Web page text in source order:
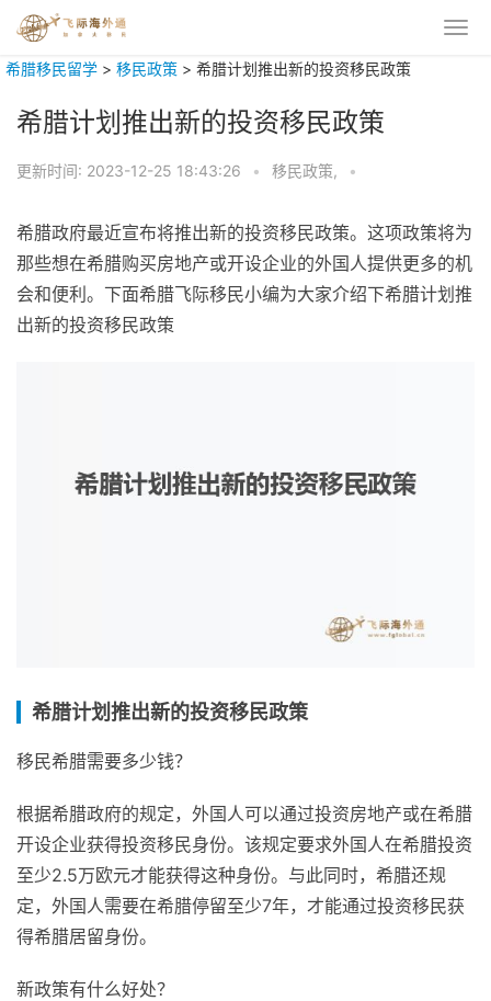
希腊移民留学 > 移民政策 > 希腊计划推出新的投资移民政策
希腊计划推出新的投资移民政策
更新时间: 2023-12-25 18:43:26 • 移民政策, •
希腊政府最近宣布将推出新的投资移民政策。这项政策将为
那些想在希腊购买房地产或开设企业的外国人提供更多的机
会和便利。下面希腊飞际移民小编为大家介绍下希腊计划推
出新的投资移民政策
希腊计划推出新的投资移民政策
移民希腊需要多少钱？
根据希腊政府的规定，外国人可以通过投资房地产或在希腊
开设企业获得投资移民身份。该规定要求外国人在希腊投资
至少2.5万欧元才能获得这种身份。与此同时，希腊还规
定，外国人需要在希腊停留至少7年，才能通过投资移民获
得希腊居留身份。
新政策有什么好处？